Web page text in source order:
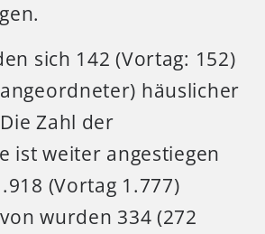
sich 142 (Vortag: 152)
häuslicher
Zahl der
ist weiter angestiegen
(Vortag 1.777)
wurden 334 (272